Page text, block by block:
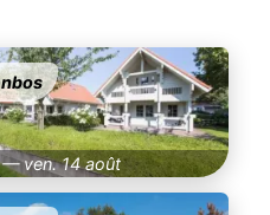
— ven. 14 août